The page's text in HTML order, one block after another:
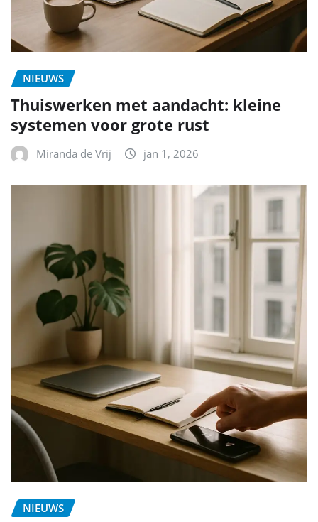
NIEUWS
Thuiswerken met aandacht: kleine
systemen voor grote rust
Miranda de Vrij jan 1, 2026
NIEUWS